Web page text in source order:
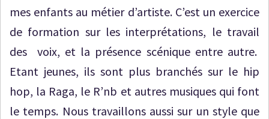
mes enfants au métier d’artiste. C’est un exercice
de formation sur les interprétations, le travail
des voix, et la présence scénique entre autre.
Etant jeunes, ils sont plus branchés sur le hip
hop, la Raga, le R’nb et autres musiques qui font
le temps. Nous travaillons aussi sur un style que